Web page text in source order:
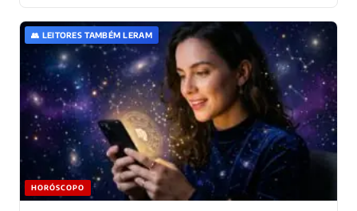
👥 LEITORES TAMBÉM LERAM
HORÓSCOPO